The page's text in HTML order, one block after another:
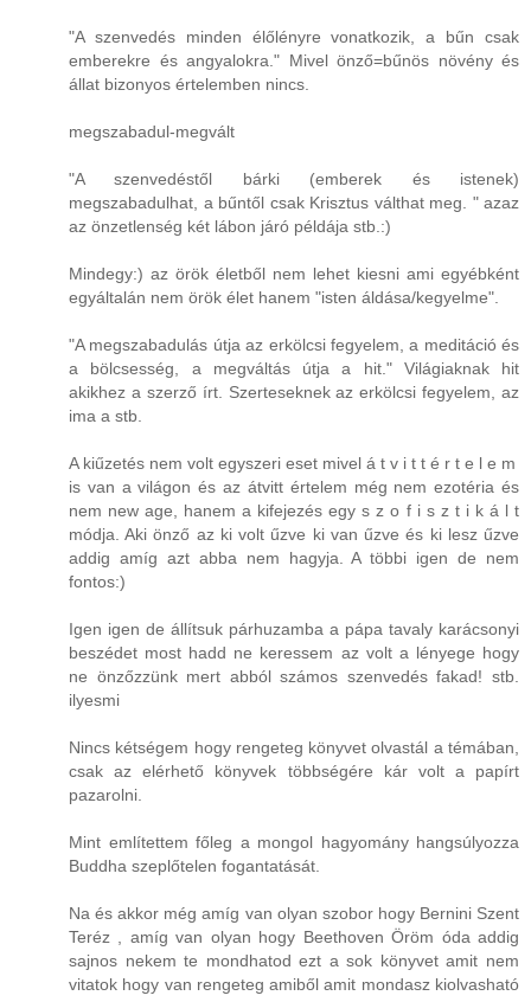
"A szenvedés minden élőlényre vonatkozik, a bűn csak
emberekre és angyalokra." Mivel önző=bűnös növény és
állat bizonyos értelemben nincs.
megszabadul-megvált
"A szenvedéstől bárki (emberek és istenek)
megszabadulhat, a bűntől csak Krisztus válthat meg. " azaz
az önzetlenség két lábon járó példája stb.:)
Mindegy:) az örök életből nem lehet kiesni ami egyébként
egyáltalán nem örök élet hanem "isten áldása/kegyelme".
"A megszabadulás útja az erkölcsi fegyelem, a meditáció és
a bölcsesség, a megváltás útja a hit." Világiaknak hit
akikhez a szerző írt. Szerteseknek az erkölcsi fegyelem, az
ima a stb.
A kiűzetés nem volt egyszeri eset mivel á t v i t t é r t e l e m
is van a világon és az átvitt értelem még nem ezotéria és
nem new age, hanem a kifejezés egy s z o f i s z t i k á l t
módja. Aki önző az ki volt űzve ki van űzve és ki lesz űzve
addig amíg azt abba nem hagyja. A többi igen de nem
fontos:)
Igen igen de állítsuk párhuzamba a pápa tavaly karácsonyi
beszédet most hadd ne keressem az volt a lényege hogy
ne önzőzzünk mert abból számos szenvedés fakad! stb.
ilyesmi
Nincs kétségem hogy rengeteg könyvet olvastál a témában,
csak az elérhető könyvek többségére kár volt a papírt
pazarolni.
Mint említettem főleg a mongol hagyomány hangsúlyozza
Buddha szeplőtelen fogantatását.
Na és akkor még amíg van olyan szobor hogy Bernini Szent
Teréz , amíg van olyan hogy Beethoven Öröm óda addig
sajnos nekem te mondhatod ezt a sok könyvet amit nem
vitatok hogy van rengeteg amiből amit mondasz kiolvasható